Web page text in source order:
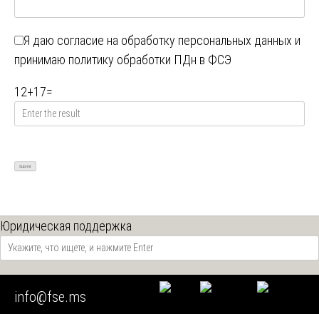
Я даю согласие на обработку персональных данных и
принимаю политику обработки ПДн в ФСЭ
12+17=
Юридическая поддержка
Наши экспертные возможности
info@fse.ms